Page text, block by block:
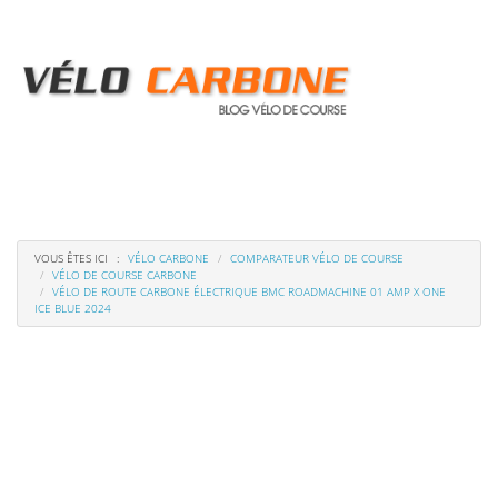
VOUS ÊTES ICI VÉLO CARBONE
COMPARATEUR VÉLO DE COURSE
VÉLO DE COURSE CARBONE
VÉLO DE ROUTE CARBONE ÉLECTRIQUE BMC ROADMACHINE 01 AMP X ONE
ICE BLUE 2024